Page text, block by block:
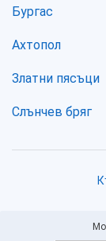
Бургас
Ахтопол
Златни пясъци
Слънчев бряг